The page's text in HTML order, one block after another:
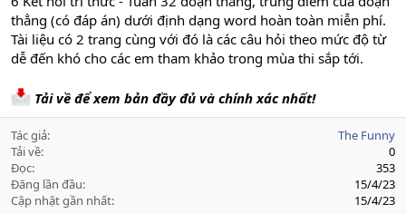
thẳng (có đáp án) dưới định dạng word hoàn toàn miễn phí.
Tài liệu có 2 trang cùng với đó là các câu hỏi theo mức độ từ
dễ đến khó cho các em tham khảo trong mùa thi sắp tới.
Tải về để xem bản đầy đủ và chính xác nhất!
Tác giả
The Funny
Tải về
0
Đọc
353
Đăng lần đầu
15/4/23
Cập nhật gần nhất
15/4/23